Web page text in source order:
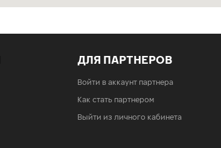
ДЛЯ ПАРТНЕРОВ
Войти в аккаунт партнера
Как стать партнером
Выйти из личного кабинета